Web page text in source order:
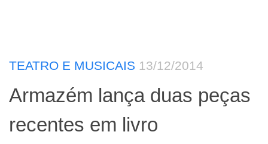
TEATRO E MUSICAIS 13/12/2014
Armazém lança duas peças
recentes em livro